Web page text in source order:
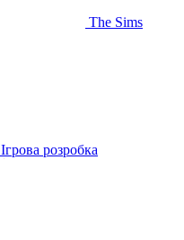
The Sims
Ігрова розробка